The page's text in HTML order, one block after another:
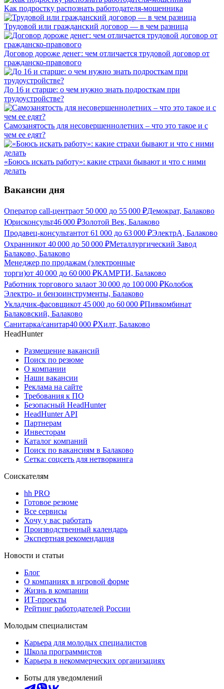
Как подростку распознать работодателя-мошенника
Трудовой или гражданский договор — в чем разница
Договор дороже денег: чем отличается трудовой договор от
гражданско-правового
До 16 и старше: о чем нужно знать подросткам при
трудоустройстве?
Самозанятость для несовершеннолетних – что это такое и с
чем ее едят?
«Боюсь искать работу»: какие страхи бывают и что с ними
делать
Вакансии дня
Оператор call-центраот 50 000 до 55 000 ₽Демократ, Балаково
Юрисконсульт46 000 ₽Золотой Век, Балаково
Продавец-консультантот 61 000 до 63 000 ₽ЭлектрА, Балаково
Охранникот 40 000 до 50 000 ₽Металлургический Завод
Балаково, Балаково
Менеджер по продажам (электронные
торги)от 40 000 до 60 000 ₽КАМРТИ, Балаково
Работник торгового залаот 30 000 до 100 000 ₽Колобок
Электро- и бензоинструменты, Балаково
Укладчик-фасовщикот 45 000 до 60 000 ₽Пивкомбинат
Балаковский, Балаково
Санитарка/санитар40 000 ₽Хилт, Балаково
HeadHunter
Размещение вакансий
Поиск по резюме
О компании
Наши вакансии
Реклама на сайте
Требования к ПО
Безопасный HeadHunter
HeadHunter API
Партнерам
Инвесторам
Каталог компаний
Поиск по вакансиям в Балаково
Сетка: соцсеть для нетворкинга
Соискателям
hh PRO
Готовое резюме
Все сервисы
Хочу у вас работать
Производственный календарь
Экспертная рекомендация
Новости и статьи
Блог
О компаниях в игровой форме
Жизнь в компании
ИТ-проекты
Рейтинг работодателей России
Молодым специалистам
Карьера для молодых специалистов
Школа программистов
Карьера в некоммерческих организациях
Боты для уведомлений